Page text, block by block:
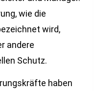
wie die
wird,
andere
Schutz.
haben